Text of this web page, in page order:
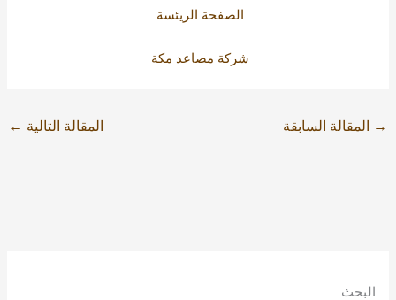
الصفحة الريئسة
شركة مصاعد مكة
→ المقالة السابقة المقالة التالية ←
البحث